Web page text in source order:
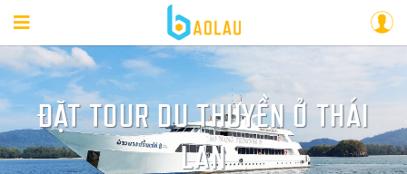
ĐẶT TOUR DU THUYỀN Ở THÁI
LAN